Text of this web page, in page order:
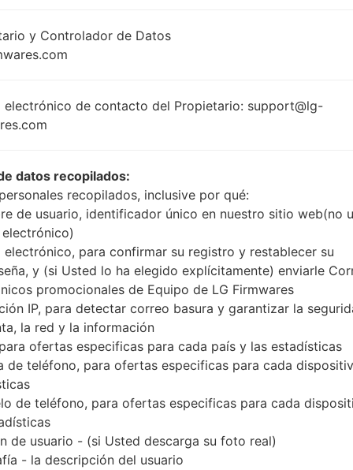
pulgada)
-
Unknown
Buy accessories on
Página principal →Serie →LG Shine →LGCU720CP
y Controlador de Datos
electrónico de contacto del Propietario: support@lg-
datos recopilados:
recopilados, inclusive por qué:
de usuario, identificador único en nuestro sitio web(no
electrónico, para confirmar su registro y restablecer su
y (si Usted lo ha elegido explícitamente) enviarle
promocionales de Equipo de LG Firmwares
IP, para detectar correo basura y garantizar la
la red y la información
ofertas especificas para cada país y las estadísticas
de teléfono, para ofertas especificas para cada
de teléfono, para ofertas especificas para cada
de usuario - (si Usted descarga su foto real)
- la descripción del usuario